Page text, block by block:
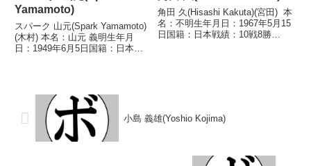
Yamamoto)
スパーク 山元(Spark Yamamoto)
(木村) 本名：山元 義明生年月
日：1949年6月5日国籍：日本戦
(中外)1966/...
角田 久(Hisashi Kakuta)(宮田) 本
名：不明生年月日：1967年5月15
日国籍：日本戦績：10戦8勝
小島 義雄(Yoshio Kojima)